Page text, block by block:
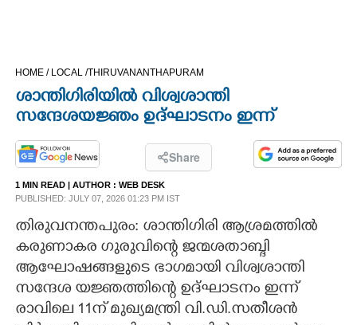
LIFESTYLE
SPIRITUAL
INFO+
HOME / LOCAL /THIRUVANANTHAPURAM
ശാന്തിഗിരിയിൽ വിശ്വശാന്തി
സന്ദേശയജ്ഞം ഉദ്ഘാടനം ഇന്ന്
Share
1 MIN READ | AUTHOR : WEB DESK
PUBLISHED: JULY 07, 2026 01:23 PM IST
തിരുവനന്തപുരം: ശാന്തിഗിരി ആശ്രമത്തിൽ
കരുണാകര ഗുരുവിന്റെ ജന്മശതാബ്ദി
ആഘോഷങ്ങളുടെ ഭാഗമായി വിശ്വശാന്തി
സന്ദേശ യജ്ഞത്തിന്റെ ഉദ്ഘാടനം ഇന്ന്
രാവിലെ 11ന് മുഖ്യമന്ത്രി വി.ഡി.സതീശൻ